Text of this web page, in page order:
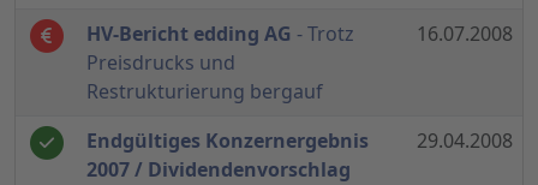
HV-Bericht edding AG - Trotz
Preisdrucks und
Restrukturierung bergauf
16.07.2008
Endgültiges Konzernergebnis
2007 / Dividendenvorschlag
29.04.2008